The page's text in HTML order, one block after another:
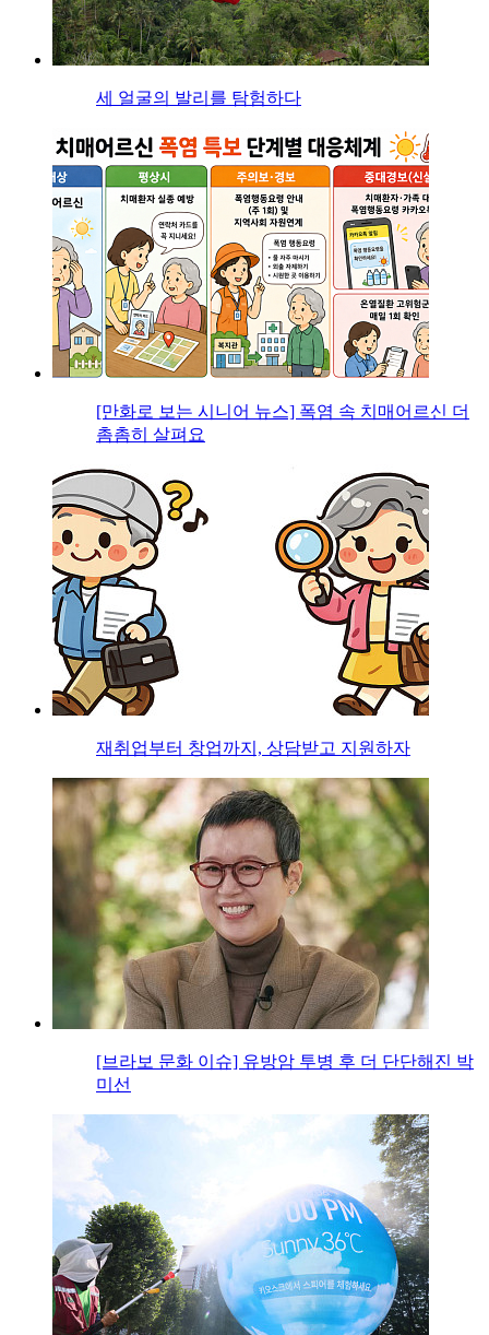
세 얼굴의 발리를 탐험하다
[만화로 보는 시니어 뉴스] 폭염 속 치매어르신 더
촘촘히 살펴요
재취업부터 창업까지, 상담받고 지원하자
[브라보 문화 이슈] 유방암 투병 후 더 단단해진 박
미선